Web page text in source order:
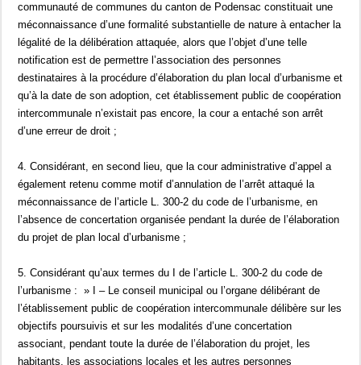
communauté de communes du canton de Podensac constituait une
méconnaissance d’une formalité substantielle de nature à entacher la
légalité de la délibération attaquée, alors que l’objet d’une telle
notification est de permettre l’association des personnes
destinataires à la procédure d’élaboration du plan local d’urbanisme et
qu’à la date de son adoption, cet établissement public de coopération
intercommunale n’existait pas encore, la cour a entaché son arrêt
d’une erreur de droit ;
4. Considérant, en second lieu, que la cour administrative d’appel a
également retenu comme motif d’annulation de l’arrêt attaqué la
méconnaissance de l’article L. 300-2 du code de l’urbanisme, en
l’absence de concertation organisée pendant la durée de l’élaboration
du projet de plan local d’urbanisme ;
5. Considérant qu’aux termes du I de l’article L. 300-2 du code de
l’urbanisme : » I – Le conseil municipal ou l’organe délibérant de
l’établissement public de coopération intercommunale délibère sur les
objectifs poursuivis et sur les modalités d’une concertation
associant, pendant toute la durée de l’élaboration du projet, les
habitants, les associations locales et les autres personnes